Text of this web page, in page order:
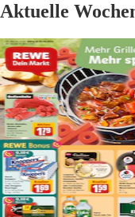
Aktuelle